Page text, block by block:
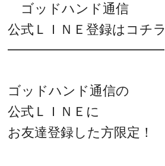
ゴッドハンド通信
公式ＬＩＮＥ登録はコチラ
━━━━━━━━━━━━
ゴッドハンド通信の
公式ＬＩＮＥに
お友達登録した方限定！